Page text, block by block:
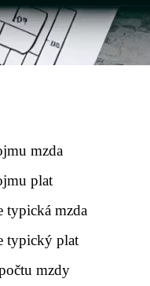
mzda
plat
typická mzda
typický plat
mzdy